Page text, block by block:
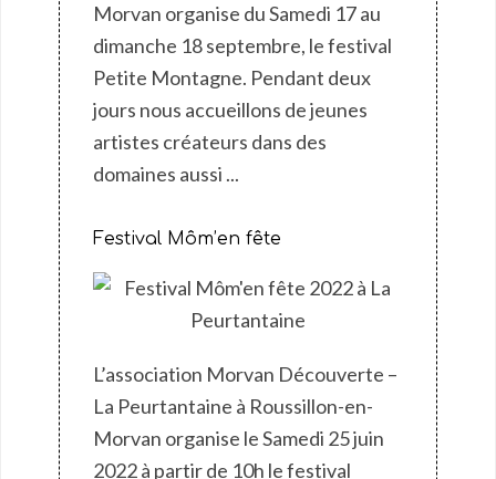
Morvan organise du Samedi 17 au
dimanche 18 septembre, le festival
Petite Montagne. Pendant deux
jours nous accueillons de jeunes
artistes créateurs dans des
domaines aussi ...
Festival Môm’en fête
L’association Morvan Découverte –
La Peurtantaine à Roussillon-en-
Morvan organise le Samedi 25 juin
2022 à partir de 10h le festival